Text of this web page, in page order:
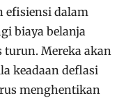
efisiensi dalam
biaya belanja
Mereka akan
keadaan deflasi
menghentikan